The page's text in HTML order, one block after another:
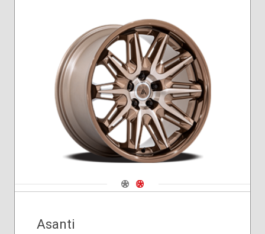
Navigate 1
Navigate 2
Asanti